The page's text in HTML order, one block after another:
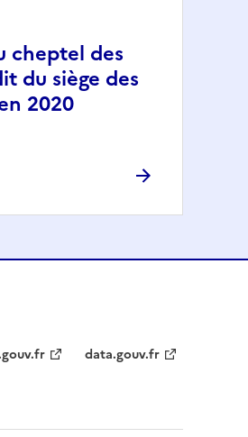
cheptel des
du siège des
2020
data.gouv.fr